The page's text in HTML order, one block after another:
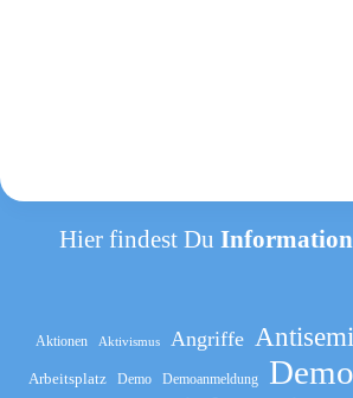
Hier findest Du
Aktionen Aktivismus Angriffe
Arbeitsplatz Demo Demoanmeldung